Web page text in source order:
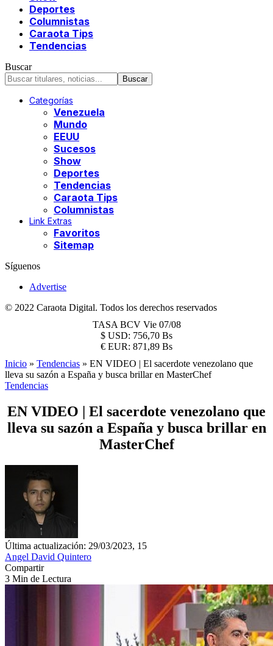
Deportes
Columnistas
Caraota Tips
Tendencias
Buscar
Categorías
Venezuela
Mundo
EEUU
Sucesos
Show
Deportes
Tendencias
Caraota Tips
Columnistas
Link Extras
Favoritos
Sitemap
Síguenos
Advertise
© 2022 Caraota Digital. Todos los derechos reservados
TASA BCV Vie 07/08
$ USD: 756,70 Bs
€ EUR: 871,89 Bs
Inicio » Tendencias » EN VIDEO | El sacerdote venezolano que
lleva su sazón a España y busca brillar en MasterChef
Tendencias
EN VIDEO | El sacerdote venezolano que
lleva su sazón a España y busca brillar en
MasterChef
Última actualización: 29/03/2023, 15
Angel David Quintero
Compartir
3 Min de Lectura